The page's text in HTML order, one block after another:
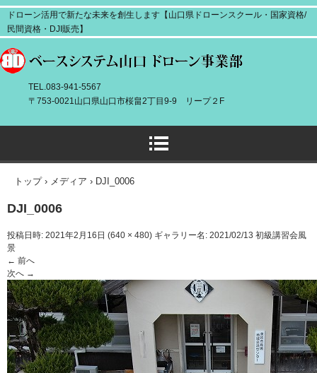
ドローン活用で新たな未来を創生します【山口県ドローンスクール・国家資格/
民間資格・DJI販売】
TEL.083-941-5567
〒753-0021山口県山口市桜畠2丁目9-9 リープ２F
トップ › メディア › DJI_0006
DJI_0006
投稿日時: 2021年2月16日 (640 × 480) ギャラリー名: 2021/02/13 初級講習会風
景
← 前へ
次へ →